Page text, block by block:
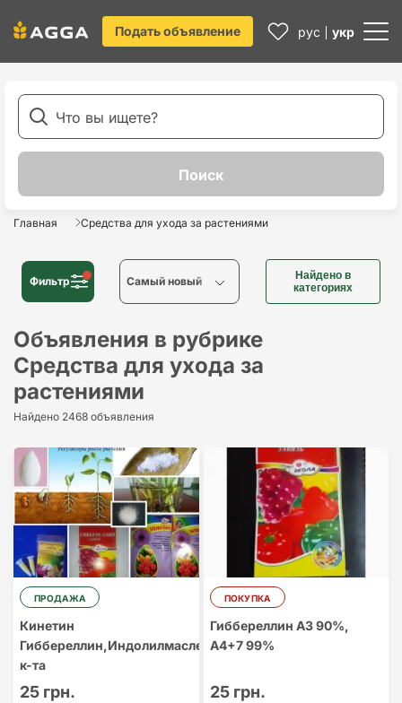
Подать объявление рус укр
Главная Средства для ухода за растениями
Фильтр Cамый новый
Cамый новый
Cамый старый
Cамый дорогой
Cамый
дешевый
Найдено в
категориях
Объявления в рубрике
Средства для ухода за
растениями
Найдено 2468 объявления
ПРОДАЖА
Кинетин
Гиббереллин,Индолилмасленна
к-та
25 грн.
ПОКУПКА
Гиббереллин А3 90%,
А4+7 99%
25 грн.